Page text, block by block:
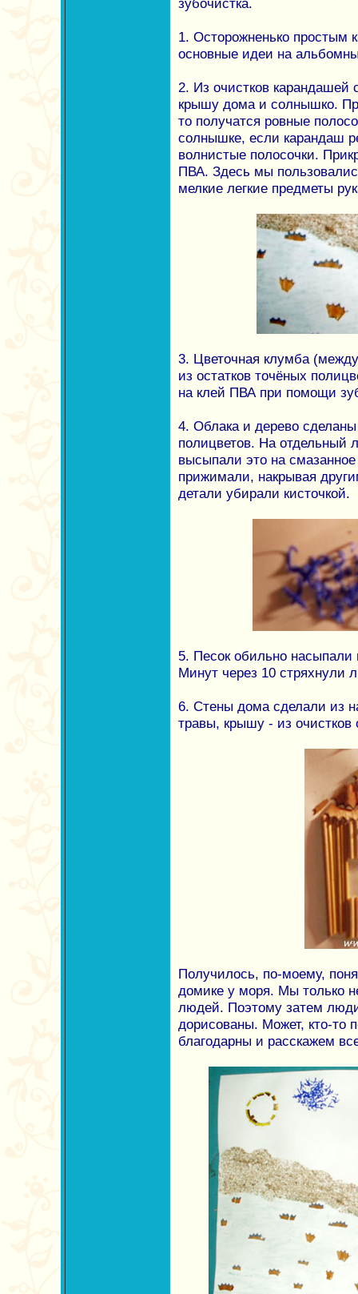
зубочистка.
1. Осторожненько простым
основные идеи на
2. Из очистков
крышу дома и солнышко.
то получатся ровные
солнышке, если карандаш
волнистые полосочки.
ПВА. Здесь мы
мелкие легкие предметы
3. Цветочная клумба
из остатков точёных
на клей ПВА при помощи
4. Облака и дерево
полицветов. На отдельный
высыпали это на
прижимали, накрывая
детали убирали кисточкой.
5. Песок обильно насыпали
Минут через 10 стряхнули
6. Стены дома сделали из
травы, крышу - из очистков
Получилось, по-моему,
домике у моря. Мы только
людей. Поэтому затем
дорисованы. Может, кто-то
благодарны и расскажем